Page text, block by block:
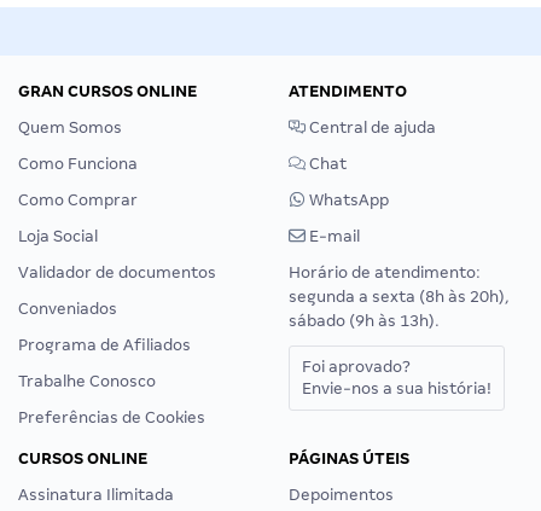
GRAN CURSOS ONLINE
Quem Somos
Como Funciona
Como Comprar
Loja Social
Validador de documentos
Conveniados
Programa de Afiliados
Trabalhe Conosco
Preferências de Cookies
ATENDIMENTO
Central de ajuda
Chat
WhatsApp
E-mail
Horário de atendimento:
segunda a sexta (8h às 20h),
sábado (9h às 13h).
Foi aprovado?
Envie-nos a sua história!
CURSOS ONLINE
Assinatura Ilimitada
PÁGINAS ÚTEIS
Depoimentos